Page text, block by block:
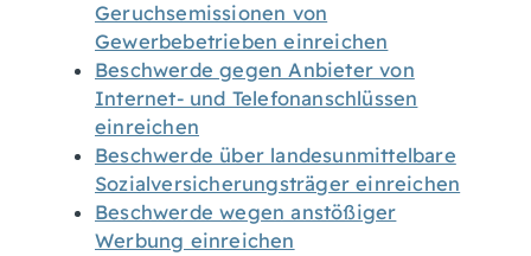
Geruchsemissionen von
Gewerbebetrieben einreichen
Beschwerde gegen Anbieter von
Internet- und Telefonanschlüssen
einreichen
Beschwerde über landesunmittelbare
Sozialversicherungsträger einreichen
Beschwerde wegen anstößiger
Werbung einreichen